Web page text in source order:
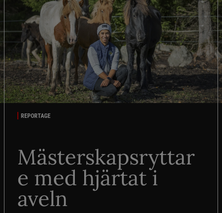
REPORTAGE
Mästerskapsryttar
e med hjärtat i
aveln